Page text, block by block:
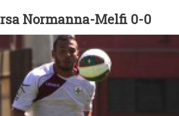
Normanna-Melfi 0-0